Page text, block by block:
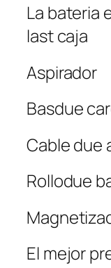
La bateria
last caja
Aspirador
Basdue
Cable due
Rollodue
El mejor